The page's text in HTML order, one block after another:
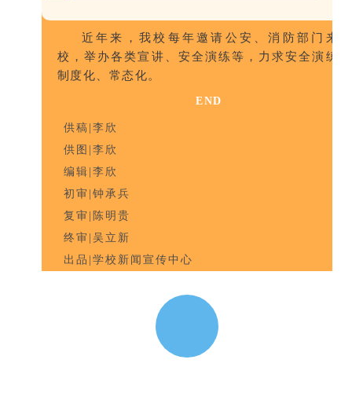
近年来，我校每年邀请公安、消防部门来
校，举办各类宣讲、安全演练等，力求安全演练
制度化、常态化。
END
供稿|李欣
供图|李欣
编辑|李欣
初审|钟承兵
复审|陈明贵
终审|吴立新
出品|学校新闻宣传中心